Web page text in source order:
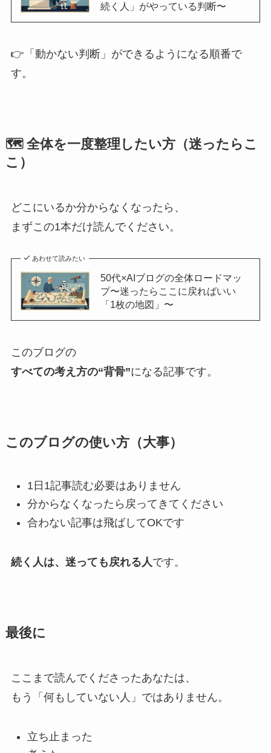
続く人」がやっている判断〜
👉「動かない判断」ができるようになる順番で
す。
🗺 全体を一度整理したい方（迷ったらこ
こ）
どこにいるか分からなくなったら、
まずこの1本だけ読んでください。
あわせて読みたい
50代×AIブログの全体ロードマッ
プ〜迷ったらここに戻ればいい
「1枚の地図」〜
このブログの
すべての考え方の“背骨”になる記事です。
このブログの使い方（大事）
1日1記事読む必要はありません
分からなくなったら戻ってきてください
合わない記事は飛ばしてOKです
続く人は、迷っても戻れる人 です。
最後に
ここまで読んでくださったあなたは、
もう「何もしていない人」ではありません。
立ち止まった